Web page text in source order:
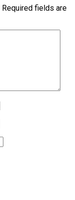
Required fields are